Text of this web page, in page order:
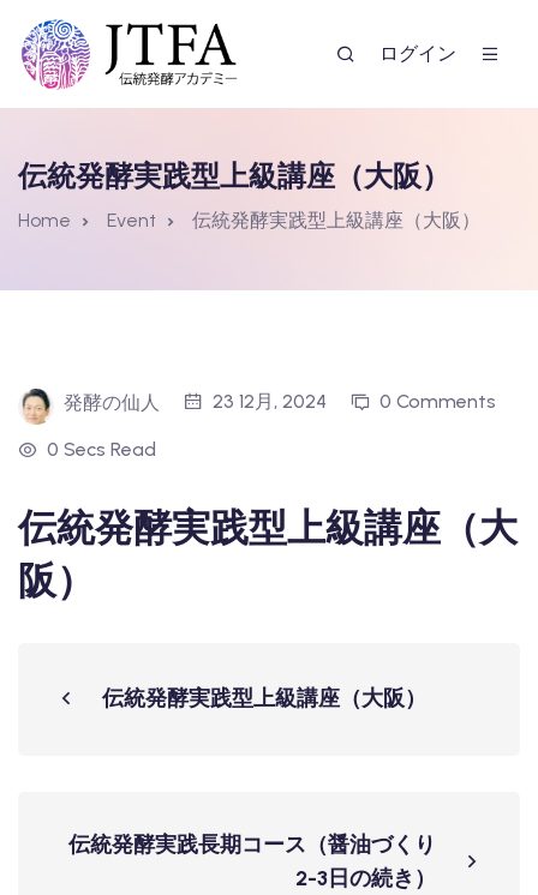
ログイン
伝統発酵実践型上級講座（大阪）
Home Event 伝統発酵実践型上級講座（大阪）
発酵の仙人 23 12月, 2024 0 Comments
0 Secs Read
伝統発酵実践型上級講座（大
阪）
伝統発酵実践型上級講座（大阪）
伝統発酵実践長期コース（醤油づくり
2-3日の続き）